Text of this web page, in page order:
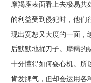
摩羯座表面看上去极易共
的利益受到侵犯时，他们
现出宽恕又大度的一面，
后默默地捅刀子。摩羯的
十分懂得如何耍心机。所
肯发脾气，但却会运用各